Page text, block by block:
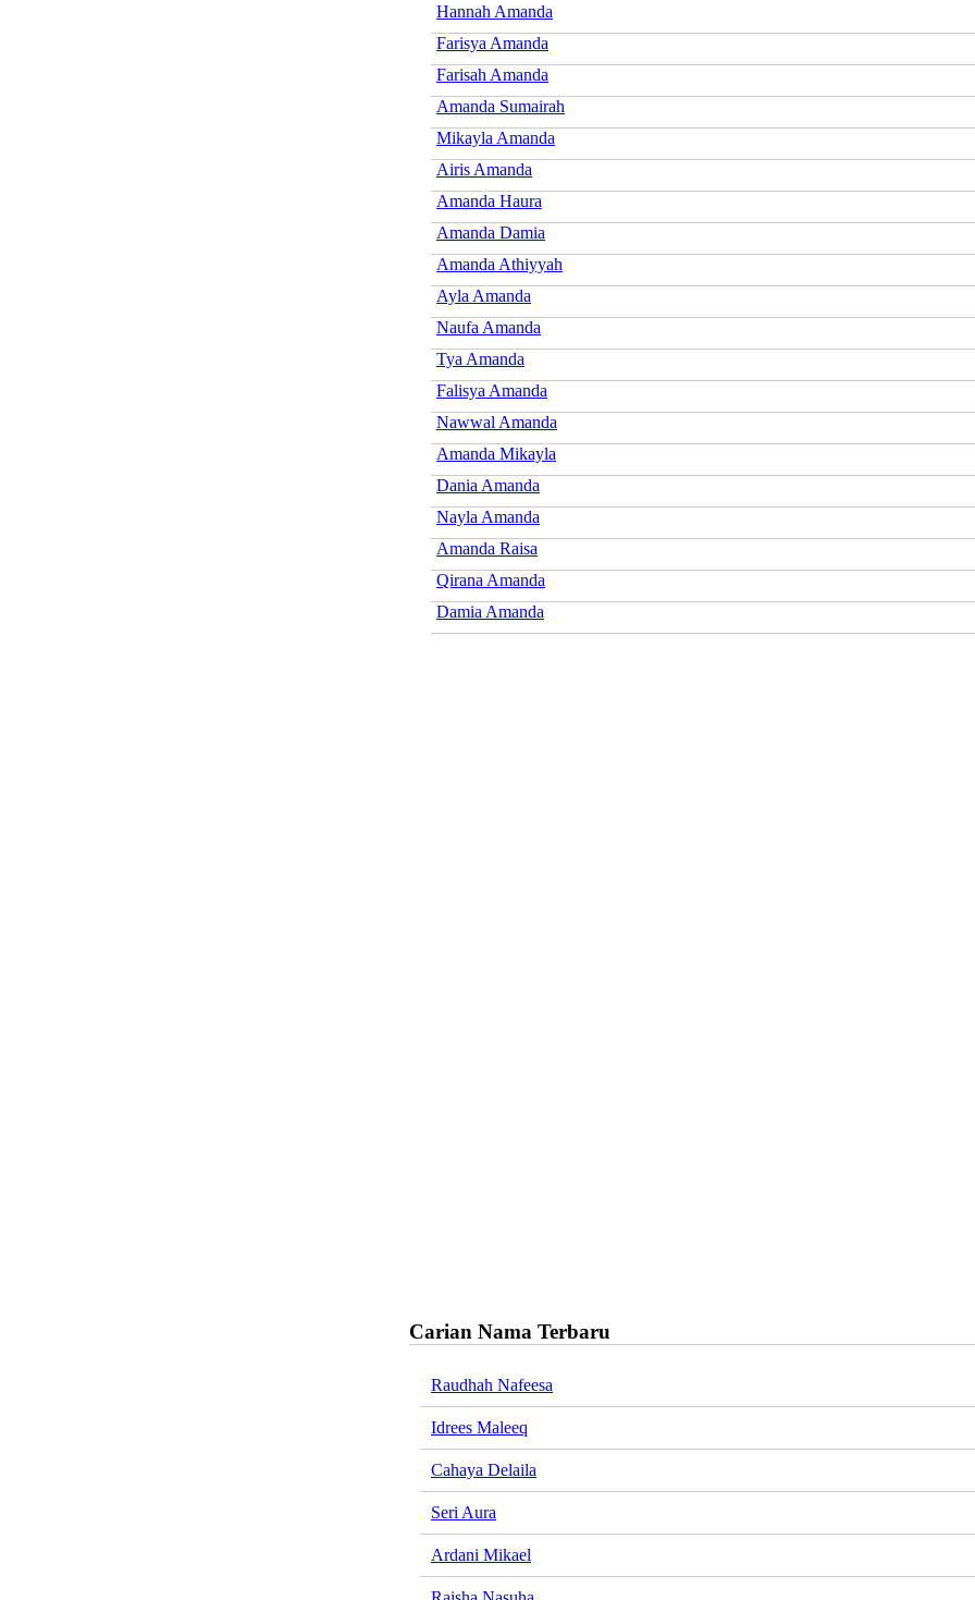
Hannah Amanda
Farisya Amanda
Farisah Amanda
Amanda Sumairah
Mikayla Amanda
Airis Amanda
Amanda Haura
Amanda Damia
Amanda Athiyyah
Ayla Amanda
Naufa Amanda
Tya Amanda
Falisya Amanda
Nawwal Amanda
Amanda Mikayla
Dania Amanda
Nayla Amanda
Amanda Raisa
Qirana Amanda
Damia Amanda
Carian Nama Terbaru
Raudhah Nafeesa
Idrees Maleeq
Cahaya Delaila
Seri Aura
Ardani Mikael